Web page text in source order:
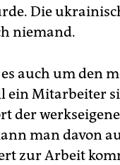
Die
niemand.
auch um den
ein Mitarbeiter
der
man davon
zur Arbeit